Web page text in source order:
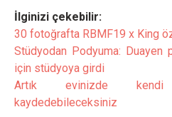
İlginizi çekebilir:
30 fotoğrafta RBMF19 x King
Stüdyodan Podyuma: Duayen
için stüdyoya girdi
Artık evinizde kendi
kaydedebileceksiniz